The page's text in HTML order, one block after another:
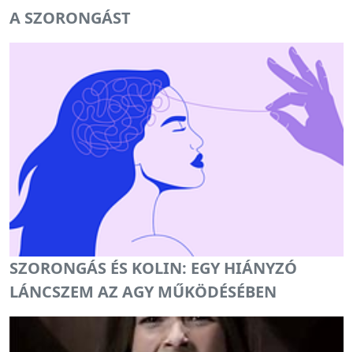
A SZORONGÁST
SZORONGÁS ÉS KOLIN: EGY HIÁNYZÓ
LÁNCSZEM AZ AGY MŰKÖDÉSÉBEN